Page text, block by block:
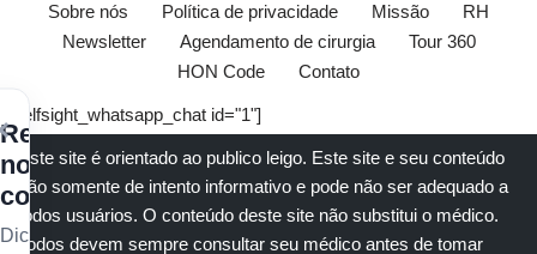
Sobre nós Política de privacidade Missão
RH
Newsletter
Agendamento de cirurgia
Tour 360
HON Code
Contato
[elfsight_whatsapp_chat id="1"]
Este site é orientado ao publico leigo. Este site e seu conteúdo
são somente de intento informativo e pode não ser adequado a
todos usuários. O conteúdo deste site não substitui o médico.
Todos devem sempre consultar seu médico antes de tomar
Receba
nossos
conteúdos
Dicas